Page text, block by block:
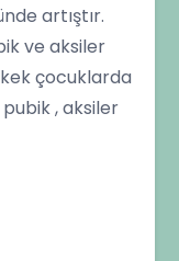
artıştır.
ve aksiler
çocuklarda
, aksiler